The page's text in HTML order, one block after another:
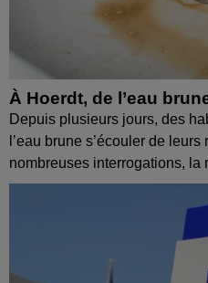
À Hoerdt, de l’eau
Depuis plusieurs jours, des
l’eau brune s’écouler de
nombreuses interrogations, la